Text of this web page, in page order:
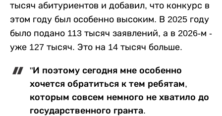
тысяч абитуриентов и добавил, что конкурс в
этом году был особенно высоким. В 2025 году
было подано 113 тысяч заявлений, а в 2026-м -
уже 127 тысяч. Это на 14 тысяч больше.
"И поэтому сегодня мне особенно
хочется обратиться к тем ребятам,
которым совсем немного не хватило до
государственного гранта.